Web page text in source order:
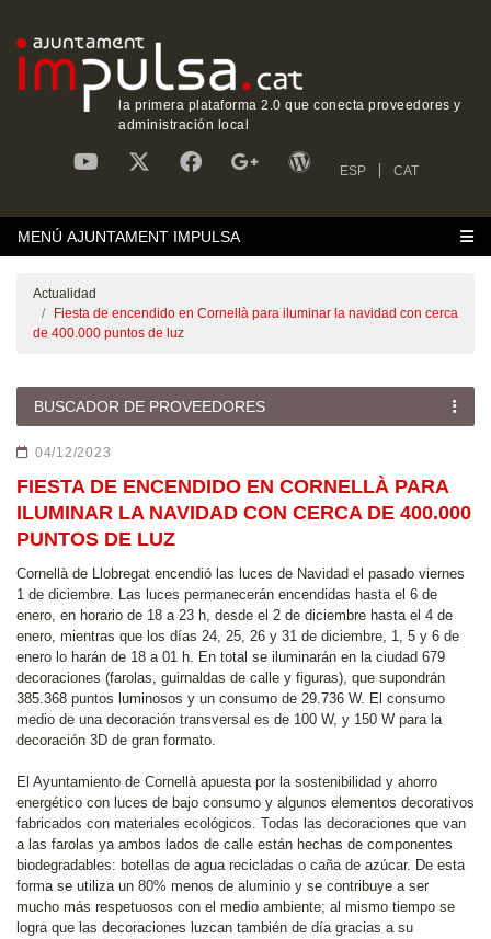
la primera plataforma 2.0 que conecta proveedores y
administración local
ESP CAT
MENÚ AJUNTAMENT IMPULSA
Actualidad
Fiesta de encendido en Cornellà para iluminar la navidad con cerca
de 400.000 puntos de luz
BUSCADOR DE PROVEEDORES
04/12/2023
FIESTA DE ENCENDIDO EN CORNELLÀ PARA
ILUMINAR LA NAVIDAD CON CERCA DE 400.000
PUNTOS DE LUZ
Cornellà de Llobregat encendió las luces de Navidad el pasado viernes
1 de diciembre. Las luces permanecerán encendidas hasta el 6 de
enero, en horario de 18 a 23 h, desde el 2 de diciembre hasta el 4 de
enero, mientras que los días 24, 25, 26 y 31 de diciembre, 1, 5 y 6 de
enero lo harán de 18 a 01 h. En total se iluminarán en la ciudad 679
decoraciones (farolas, guirnaldas de calle y figuras), que supondrán
385.368 puntos luminosos y un consumo de 29.736 W. El consumo
medio de una decoración transversal es de 100 W, y 150 W para la
decoración 3D de gran formato.
El Ayuntamiento de Cornellà apuesta por la sostenibilidad y ahorro
energético con luces de bajo consumo y algunos elementos decorativos
fabricados con materiales ecológicos. Todas las decoraciones que van
a las farolas ya ambos lados de calle están hechas de componentes
biodegradables: botellas de agua recicladas o caña de azúcar. De esta
forma se utiliza un 80% menos de aluminio y se contribuye a ser
mucho más respetuosos con el medio ambiente; al mismo tiempo se
logra que las decoraciones luzcan también de día gracias a su